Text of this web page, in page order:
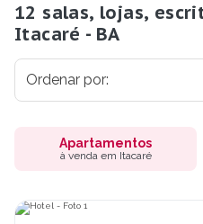
12 salas, lojas,
Itacaré - BA
Apartamentos
à venda em Itacaré